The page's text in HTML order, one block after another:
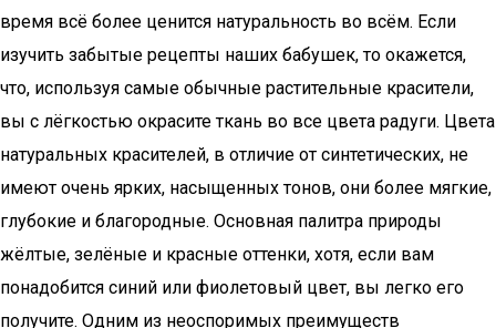
время всё более ценится натуральность во всём. Если
изучить забытые рецепты наших бабушек, то окажется,
что, используя самые обычные растительные красители,
вы с лёгкостью окрасите ткань во все цвета радуги. Цвета
натуральных красителей, в отличие от синтетических, не
имеют очень ярких, насыщенных тонов, они более мягкие,
глубокие и благородные. Основная палитра природы
жёлтые, зелёные и красные оттенки, хотя, если вам
понадобится синий или фиолетовый цвет, вы легко его
получите. Одним из неоспоримых преимуществ